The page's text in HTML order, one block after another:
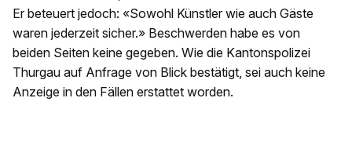
Er beteuert jedoch: «Sowohl Künstler wie auch Gäste
waren jederzeit sicher.» Beschwerden habe es von
beiden Seiten keine gegeben. Wie die Kantonspolizei
Thurgau auf Anfrage von Blick bestätigt, sei auch keine
Anzeige in den Fällen erstattet worden.